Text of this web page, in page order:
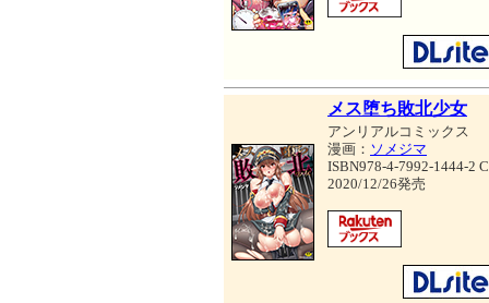
メス堕ち敗北少女
アンリアルコミックス
漫画： ソメジマ
ISBN978-4-7992-1444-2
2020/12/26発売